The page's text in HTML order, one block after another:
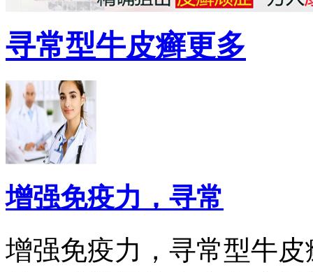
寻常型牛皮癣更多
增强免疫力，寻常
增强免疫力，寻常型牛